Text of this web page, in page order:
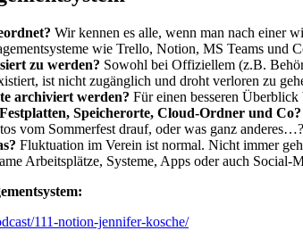
Wir kennen es alle, wenn man nach einer
wie Trello, Notion, MS Teams und
zu werden? Sowohl bei Offiziellem (z.B.
ist nicht zugänglich und droht verloren zu
archiviert werden? Für einen besseren Überblick
Speicherorte, Cloud-Ordner und Co?
vom Sommerfest drauf, oder was ganz anderes…?
Fluktuation im Verein ist normal. Nicht immer
Arbeitsplätze, Systeme, Apps oder auch
111-notion-jennifer-kosche/